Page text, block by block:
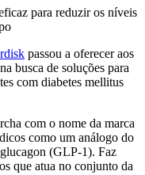
para reduzir os níveis
passou a oferecer aos
busca de soluções para
com diabetes mellitus
com o nome da marca
como um análogo do
(GLP-1). Faz
que atua no conjunto da